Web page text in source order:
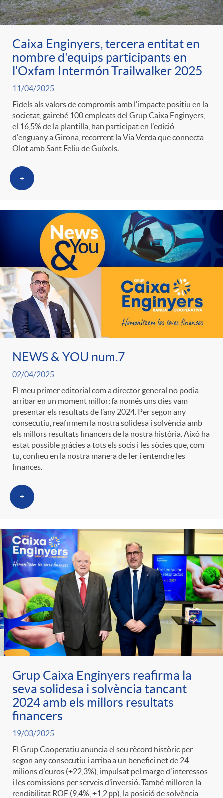
r
a
S
a
l
a
e
p
r
e
n
s
a
ó
p
e
r
c
a
t
e
g
o
r
e
s
t
e
n
i
d
o
A
n
c
l
a
F
i
l
t
r
o
C
a
t
e
g
o
r
i
l
i
c
a
d
o
r
d
e
c
o
n
t
i
n
g
u
t
s
Caixa Enginyers, tercera entitat en
nombre d'equips participants en
l'Oxfam Intermón Trailwalker 2025
11/04/2025
Fidels als valors de compromís amb l'impacte positiu en la
societat, gairebé 100 empleats del Grup Caixa Enginyers,
el 16,5% de la plantilla, han participat en l'edició
d'enguany a Girona, recorrent la Via Verda que connecta
Olot amb Sant Feliu de Guíxols.
+
NEWS & YOU num.7
02/04/2025
El meu primer editorial com a director general no podia
arribar en un moment millor: fa només uns dies vam
presentar els resultats de l’any 2024. Per segon any
consecutiu, reafirmem la nostra solidesa i solvència amb
els millors resultats financers de la nostra història. Això ha
estat possible gràcies a tots els socis i les sòcies que, com
tu, confieu en la nostra manera de fer i entendre les
finances.
+
Grup Caixa Enginyers reafirma la
seva solidesa i solvència tancant
2024 amb els millors resultats
financers
19/03/2025
El Grup Cooperatiu anuncia el seu rècord històric per
segon any consecutiu i arriba a un benefici net de 24
milions d'euros (+22,3%), impulsat pel marge d'interessos
i les comissions per serveis d'inversió. També milloren la
rendibilitat ROE (9,4%, +1,2 pp), la posició de solvència